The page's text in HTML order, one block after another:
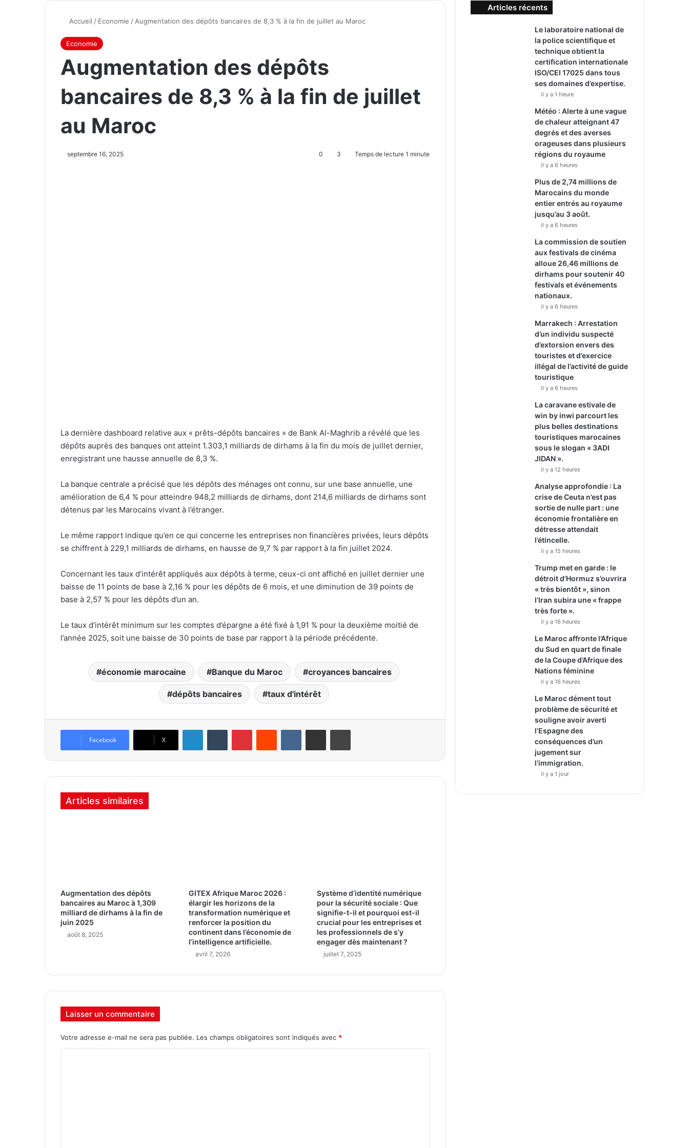
Accueil / Economie / Augmentation des dépôts bancaires de 8,3 % à la fin de juillet au Maroc
Economie
Augmentation des dépôts
bancaires de 8,3 % à la fin de juillet
au Maroc
septembre 16, 2025 0 3 Temps de lecture 1 minute
La dernière dashboard relative aux « prêts-dépôts bancaires » de Bank Al-Maghrib a révélé que les
dépôts auprès des banques ont atteint 1.303,1 milliards de dirhams à la fin du mois de juillet dernier,
enregistrant une hausse annuelle de 8,3 %.
La banque centrale a précisé que les dépôts des ménages ont connu, sur une base annuelle, une
amélioration de 6,4 % pour atteindre 948,2 milliards de dirhams, dont 214,6 milliards de dirhams sont
détenus par les Marocains vivant à l’étranger.
Le même rapport indique qu’en ce qui concerne les entreprises non financières privées, leurs dépôts
se chiffrent à 229,1 milliards de dirhams, en hausse de 9,7 % par rapport à la fin juillet 2024.
Concernant les taux d’intérêt appliqués aux dépôts à terme, ceux-ci ont affiché en juillet dernier une
baisse de 11 points de base à 2,16 % pour les dépôts de 6 mois, et une diminution de 39 points de
base à 2,57 % pour les dépôts d’un an.
Le taux d’intérêt minimum sur les comptes d’épargne a été fixé à 1,91 % pour la deuxième moitié de
l’année 2025, soit une baisse de 30 points de base par rapport à la période précédente.
économie marocaine Banque du Maroc croyances bancaires
dépôts bancaires taux d'intérêt
Facebook X
Articles similaires
Augmentation des dépôts
bancaires au Maroc à 1,309
milliard de dirhams à la fin de
juin 2025
août 8, 2025
GITEX Afrique Maroc 2026 :
élargir les horizons de la
transformation numérique et
renforcer la position du
continent dans l’économie de
l’intelligence artificielle.
avril 7, 2026
Système d’identité numérique
pour la sécurité sociale : Que
signifie-t-il et pourquoi est-il
crucial pour les entreprises et
les professionnels de s’y
engager dès maintenant ?
juillet 7, 2025
Laisser un commentaire
Votre adresse e-mail ne sera pas publiée. Les champs obligatoires sont indiqués avec *
Articles récents
Le laboratoire national de
la police scientifique et
technique obtient la
certification internationale
ISO/CEI 17025 dans tous
ses domaines d’expertise.
il y a 1 heure
Météo : Alerte à une vague
de chaleur atteignant 47
degrés et des averses
orageuses dans plusieurs
régions du royaume
il y a 6 heures
Plus de 2,74 millions de
Marocains du monde
entier entrés au royaume
jusqu’au 3 août.
il y a 6 heures
La commission de soutien
aux festivals de cinéma
alloue 26,46 millions de
dirhams pour soutenir 40
festivals et événements
nationaux.
il y a 6 heures
Marrakech : Arrestation
d’un individu suspecté
d’extorsion envers des
touristes et d’exercice
illégal de l’activité de guide
touristique
il y a 6 heures
La caravane estivale de
win by inwi parcourt les
plus belles destinations
touristiques marocaines
sous le slogan « 3ADI
JIDAN ».
il y a 12 heures
Analyse approfondie : La
crise de Ceuta n’est pas
sortie de nulle part : une
économie frontalière en
détresse attendait
l’étincelle.
il y a 15 heures
Trump met en garde : le
détroit d’Hormuz s’ouvrira
« très bientôt », sinon
l’Iran subira une « frappe
très forte ».
il y a 16 heures
Le Maroc affronte l’Afrique
du Sud en quart de finale
de la Coupe d’Afrique des
Nations féminine
il y a 16 heures
Le Maroc dément tout
problème de sécurité et
souligne avoir averti
l’Espagne des
conséquences d’un
jugement sur
l’immigration.
il y a 1 jour